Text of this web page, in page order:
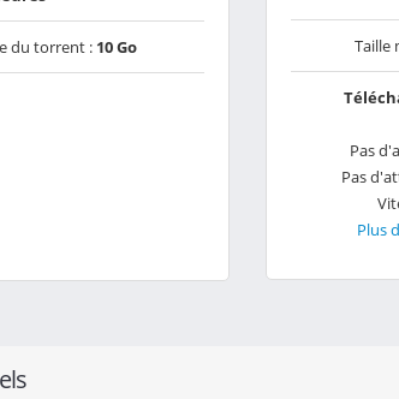
du torrent : 10 Go Taille
Pas
Pas
Plus